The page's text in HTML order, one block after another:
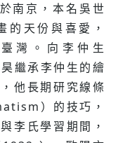
南京，本名吳世
的天份與喜愛，
灣。向李仲生
繼承李仲生的繪
他長期研究線條
）的技巧，
李氏學習期間，